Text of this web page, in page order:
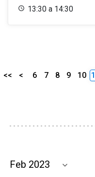
13:30 a 14:30
<< < 6 7 8 9 10